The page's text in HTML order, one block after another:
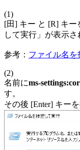
(1)
[田] キー と [R] キ
して実行」が表示さ
参考： ファイル名を
(2)
名前にms-
す。
その後 [Enter] キーを